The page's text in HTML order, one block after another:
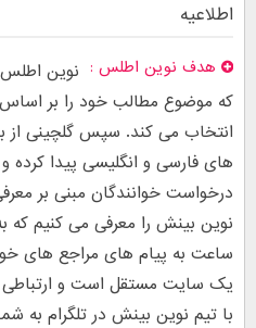
اطلاعیه
هدف نوین اطلس
نوین
که موضوع مطالب خود را بر
انتخاب می کند. سپس گلچینی از
های فارسی و انگلیسی پیدا کرده
درخواست خوانندگان مبنی بر
ساعت به پیام های مراجع های
یک سایت مستقل است و ارتباطی
با تیم نوین بینش در تلگرام به